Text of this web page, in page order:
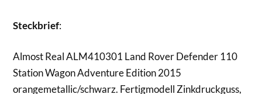
Steckbrief:
Almost Real ALM410301 Land Rover Defender 110
Station Wagon Adventure Edition 2015
orangemetallic/schwarz. Fertigmodell Zinkdruckguss,